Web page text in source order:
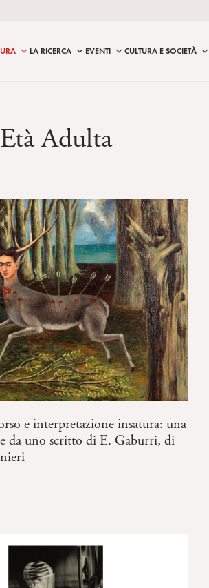
LA RICERCA EVENTI CULTURA E SOCIETÀ
Età Adulta
e interpretazione insatura: una
da uno scritto di E. Gaburri, di